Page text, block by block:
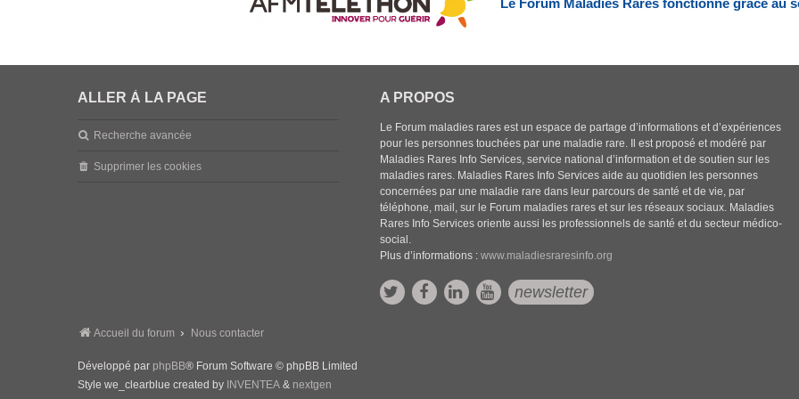
Le Forum Maladies Rares fonctionne grâce au
ALLER À LA PAGE
Recherche avancée
Supprimer les cookies
A PROPOS
Le Forum maladies rares est un espace de partage d’informations et d’expériences
pour les personnes touchées par une maladie rare. Il est proposé et modéré par
Maladies Rares Info Services, service national d’information et de soutien sur les
maladies rares. Maladies Rares Info Services aide au quotidien les personnes
concernées par une maladie rare dans leur parcours de santé et de vie, par
téléphone, mail, sur le Forum maladies rares et sur les réseaux sociaux. Maladies
Rares Info Services oriente aussi les professionnels de santé et du secteur médico-
social.
Plus d’informations :www.maladiesraresinfo.org
newsletter
Accueil du forum Nous contacter
Développé par phpBB® Forum Software © phpBB Limited
Style we_clearblue created by INVENTEA & nextgen